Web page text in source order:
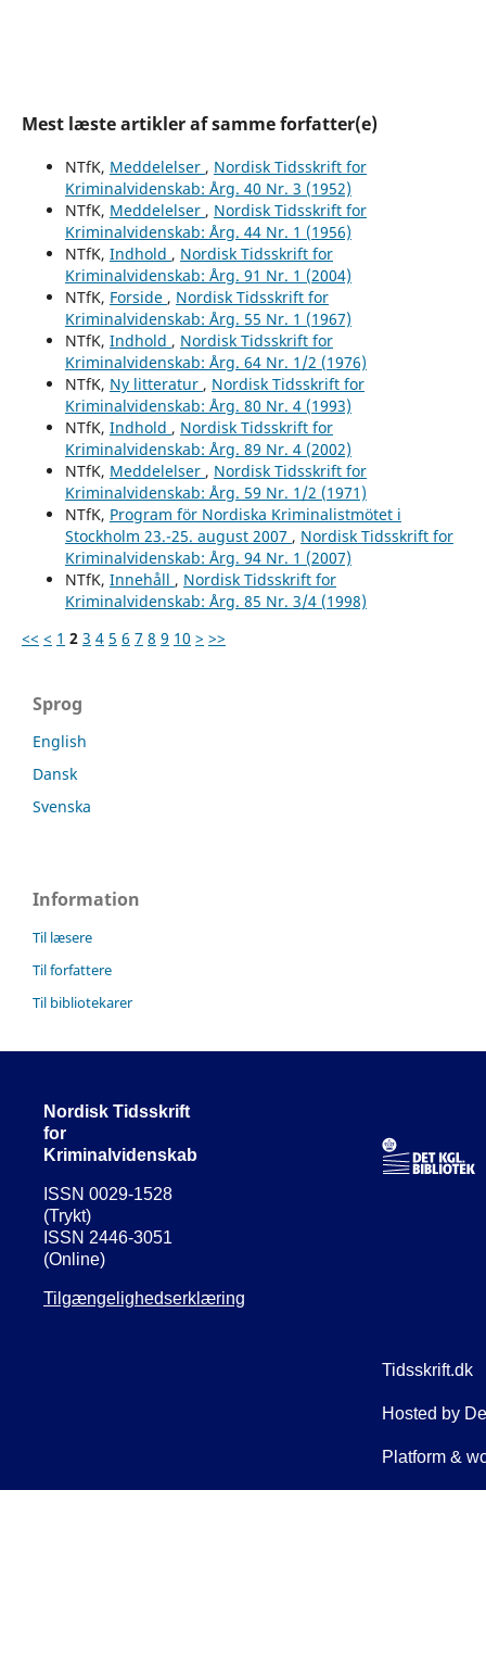
Mest læste artikler af samme forfatter(e)
NTfK, Meddelelser , Nordisk Tidsskrift for
Kriminalvidenskab: Årg. 40 Nr. 3 (1952)
NTfK, Meddelelser , Nordisk Tidsskrift for
Kriminalvidenskab: Årg. 44 Nr. 1 (1956)
NTfK, Indhold , Nordisk Tidsskrift for
Kriminalvidenskab: Årg. 91 Nr. 1 (2004)
NTfK, Forside , Nordisk Tidsskrift for
Kriminalvidenskab: Årg. 55 Nr. 1 (1967)
NTfK, Indhold , Nordisk Tidsskrift for
Kriminalvidenskab: Årg. 64 Nr. 1/2 (1976)
NTfK, Ny litteratur , Nordisk Tidsskrift for
Kriminalvidenskab: Årg. 80 Nr. 4 (1993)
NTfK, Indhold , Nordisk Tidsskrift for
Kriminalvidenskab: Årg. 89 Nr. 4 (2002)
NTfK, Meddelelser , Nordisk Tidsskrift for
Kriminalvidenskab: Årg. 59 Nr. 1/2 (1971)
NTfK, Program för Nordiska Kriminalistmötet i
Stockholm 23.-25. august 2007 , Nordisk Tidsskrift for
Kriminalvidenskab: Årg. 94 Nr. 1 (2007)
NTfK, Innehåll , Nordisk Tidsskrift for
Kriminalvidenskab: Årg. 85 Nr. 3/4 (1998)
<< < 1 2 3 4 5 6 7 8 9 10 > >>
Sprog
English
Dansk
Svenska
Information
Til læsere
Til forfattere
Til bibliotekarer
Nordisk Tidsskrift
for
Kriminalvidenskab
ISSN 0029-1528
(Trykt)
ISSN 2446-3051
(Online)
Tilgængelighedserklæring